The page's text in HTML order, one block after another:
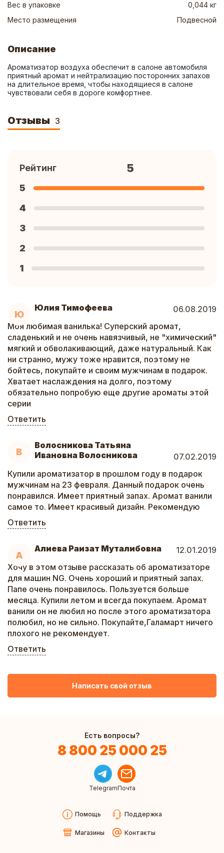
Вес в упаковке
0,044 кг
Место размещения
Подвесной
Описание
Ароматизатор воздуха обеспечит в салоне автомобиля
приятный аромат и нейтрализацию посторонних запахов
на длительное время, чтобы находящиеся в салоне
чувствовали себя в дороге комфортнее.
Отзывы 3
Ю
Юлия Тимофеева
06.08.2019
Моя любимая ванилька! Суперский аромат,
сладенький и не очень навязчивый, не "химический"
мягкий и обволакивающий, даже натуральный. Как
ни странно, мужу тоже нравится, поэтому не
бойтесь, покупайте и своим мужчинам в подарок.
Хватает наслаждения на долго, поэтому
обязательно попробую еще другие ароматы этой
серии
Ответить
В
Волосникова Татьяна
Ивановна Волосникова
07.02.2019
Купили ароматизатор в прошлом году в подарок
мужчинам на 23 февраля. Данный подарок очень
понравился. Имеет приятный запах. Аромат ванили
самое то. Имеет красивый дизайн. Рекомендую
Ответить
А
Алиева Раизат Муталибовна
12.01.2019
Хочу в этом отзыве рассказать об ароматизаторе
для машин NG. Очень хороший и приятный запах.
Папе очень понравилось. Пользуется больше
месяца. Купили летом и всегда покупаем. Аромат
ванили он не любил но после этого ароматизатора
полюбил, но не сильно. Покупайте,Галамарт ничего
плохого не рекомендует.
Ответить
Рейтинг 5
5
4
3
2
1
Написать свой отзыв
Есть вопросы?
8 800 25 000 25
TelegramПочта
Помощь Поддержка
Магазины Контакты